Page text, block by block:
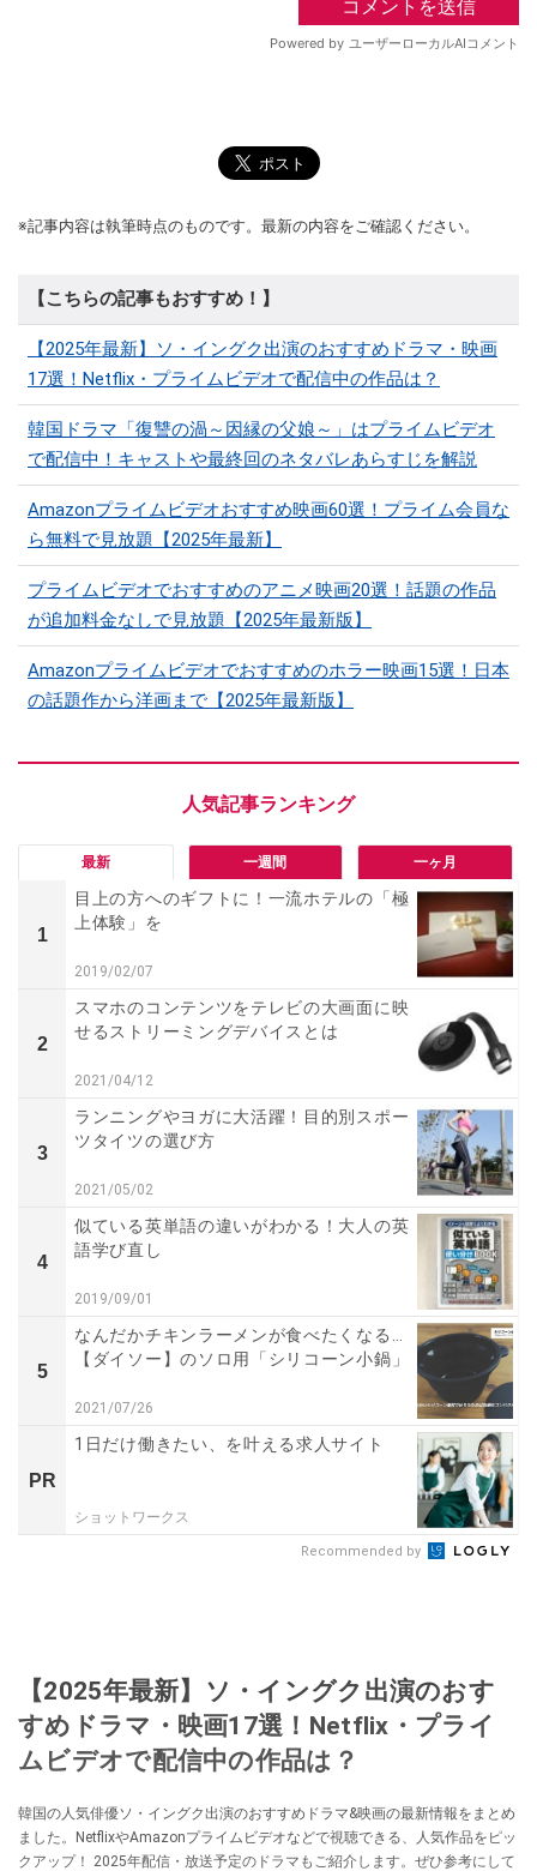
※記事内容は執筆時点のものです。最新の内容をご確認ください。
【こちらの記事もおすすめ！】
【2025年最新】ソ・イングク出演のおすすめドラマ・映画
17選！Netflix・プライムビデオで配信中の作品は？
韓国ドラマ「復讐の渦～因縁の父娘～」はプライムビデオ
で配信中！キャストや最終回のネタバレあらすじを解説
Amazonプライムビデオおすすめ映画60選！プライム会員な
ら無料で見放題【2025年最新】
プライムビデオでおすすめのアニメ映画20選！話題の作品
が追加料金なしで見放題【2025年最新版】
Amazonプライムビデオでおすすめのホラー映画15選！日本
の話題作から洋画まで【2025年最新版】
最新 一週間 一ヶ月
1
目上の方へのギフトに！一流ホテルの「極
上体験」を
2019/02/07
2
スマホのコンテンツをテレビの大画面に映
せるストリーミングデバイスとは
2021/04/12
3
ランニングやヨガに大活躍！目的別スポー
ツタイツの選び方
2021/05/02
4
似ている英単語の違いがわかる！大人の英
語学び直し
2019/09/01
5
なんだかチキンラーメンが食べたくなる…
【ダイソー】のソロ用「シリコーン小鍋」
2021/07/26
PR
1日だけ働きたい、を叶える求人サイト
ショットワークス
Recommended by
【2025年最新】ソ・イングク出演のおす
すめドラマ・映画17選！Netflix・プライ
ムビデオで配信中の作品は？
韓国の人気俳優ソ・イングク出演のおすすめドラマ&映画の最新情報をまとめ
ました。NetflixやAmazonプライムビデオなどで視聴できる、人気作品をピッ
クアップ！ 2025年配信・放送予定のドラマもご紹介します。ぜひ参考にして